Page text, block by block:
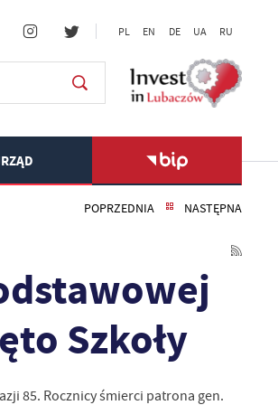
PL EN DE UA RU
POPRZEDNIA NASTĘPNA
Szkoły
85. Rocznicy śmierci patrona gen.